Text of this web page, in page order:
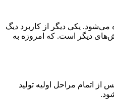
یکی دیگر از کاربرد دیگ
دیگر است. که امروزه به
اتمام مراحل اولیه تولید